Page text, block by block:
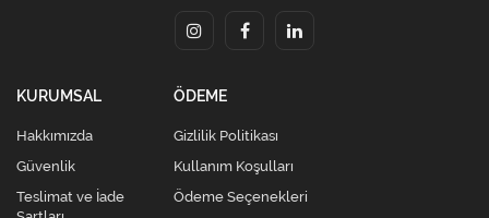
KURUMSAL
Hakkımızda
Güvenlik
Teslimat ve İade
ÖDEME
Gizlilik Politikası
Kullanım Koşulları
Ödeme Seçenekleri